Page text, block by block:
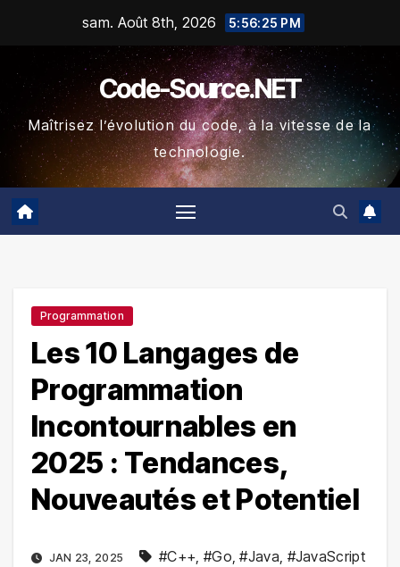
sam. Août 8th, 2026 5:56:26 PM
Code-Source.NET
Maîtrisez l’évolution du code, à la vitesse de la
technologie.
Programmation
Les 10 Langages de
Programmation
Incontournables en
2025 : Tendances,
Nouveautés et Potentiel
JAN 23, 2025 #C++, #Go,#Java, #JavaScript